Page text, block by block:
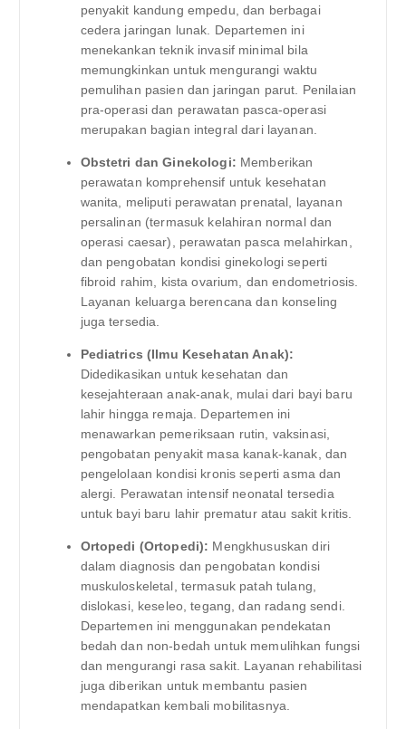
penyakit kandung empedu, dan berbagai
cedera jaringan lunak. Departemen ini
menekankan teknik invasif minimal bila
memungkinkan untuk mengurangi waktu
pemulihan pasien dan jaringan parut. Penilaian
pra-operasi dan perawatan pasca-operasi
merupakan bagian integral dari layanan.
Obstetri dan Ginekologi: Memberikan
perawatan komprehensif untuk kesehatan
wanita, meliputi perawatan prenatal, layanan
persalinan (termasuk kelahiran normal dan
operasi caesar), perawatan pasca melahirkan,
dan pengobatan kondisi ginekologi seperti
fibroid rahim, kista ovarium, dan endometriosis.
Layanan keluarga berencana dan konseling
juga tersedia.
Pediatrics (Ilmu Kesehatan Anak):
Didedikasikan untuk kesehatan dan
kesejahteraan anak-anak, mulai dari bayi baru
lahir hingga remaja. Departemen ini
menawarkan pemeriksaan rutin, vaksinasi,
pengobatan penyakit masa kanak-kanak, dan
pengelolaan kondisi kronis seperti asma dan
alergi. Perawatan intensif neonatal tersedia
untuk bayi baru lahir prematur atau sakit kritis.
Ortopedi (Ortopedi): Mengkhususkan diri
dalam diagnosis dan pengobatan kondisi
muskuloskeletal, termasuk patah tulang,
dislokasi, keseleo, tegang, dan radang sendi.
Departemen ini menggunakan pendekatan
bedah dan non-bedah untuk memulihkan fungsi
dan mengurangi rasa sakit. Layanan rehabilitasi
juga diberikan untuk membantu pasien
mendapatkan kembali mobilitasnya.